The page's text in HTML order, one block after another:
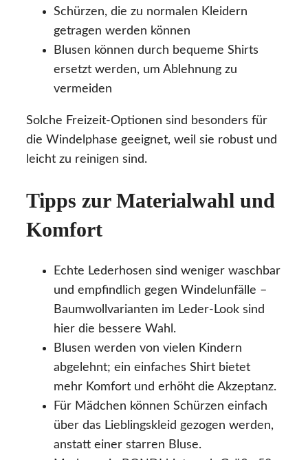
Schürzen, die zu normalen Kleidern
getragen werden können
Blusen können durch bequeme Shirts
ersetzt werden, um Ablehnung zu
vermeiden
Solche Freizeit-Optionen sind besonders für
die Windelphase geeignet, weil sie robust und
leicht zu reinigen sind.
Tipps zur Materialwahl und
Komfort
Echte Lederhosen sind weniger waschbar
und empfindlich gegen Windelunfälle –
Baumwollvarianten im Leder-Look sind
hier die bessere Wahl.
Blusen werden von vielen Kindern
abgelehnt; ein einfaches Shirt bietet
mehr Komfort und erhöht die Akzeptanz.
Für Mädchen können Schürzen einfach
über das Lieblingskleid gezogen werden,
anstatt einer starren Bluse.